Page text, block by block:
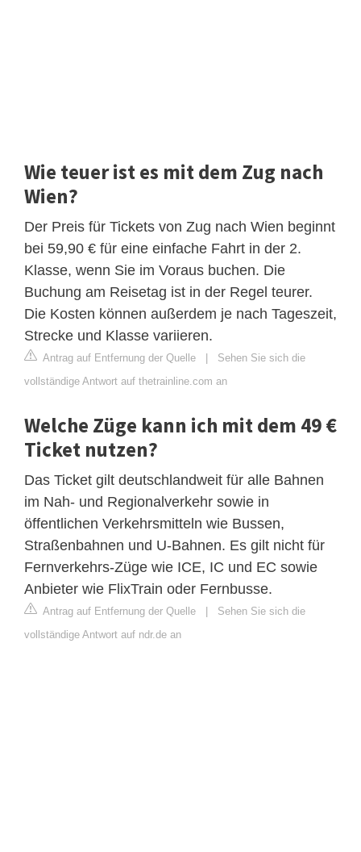
Wie teuer ist es mit dem Zug nach
Wien?
Der Preis für Tickets von Zug nach Wien beginnt
bei 59,90 € für eine einfache Fahrt in der 2.
Klasse, wenn Sie im Voraus buchen. Die
Buchung am Reisetag ist in der Regel teurer.
Die Kosten können außerdem je nach Tageszeit,
Strecke und Klasse variieren.
Antrag auf Entfernung der Quelle
Sehen Sie sich die
vollständige Antwort auf thetrainline.com an
Welche Züge kann ich mit dem 49 €
Ticket nutzen?
Das Ticket gilt deutschlandweit für alle Bahnen
im Nah- und Regionalverkehr sowie in
öffentlichen Verkehrsmitteln wie Bussen,
Straßenbahnen und U-Bahnen. Es gilt nicht für
Fernverkehrs-Züge wie ICE, IC und EC sowie
Anbieter wie FlixTrain oder Fernbusse.
Antrag auf Entfernung der Quelle
Sehen Sie sich die
vollständige Antwort auf ndr.de an